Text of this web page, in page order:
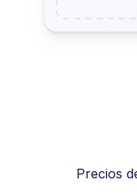
Precios